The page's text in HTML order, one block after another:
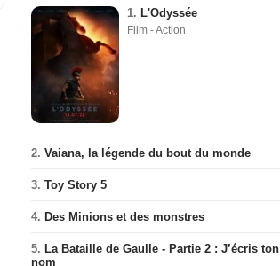
1. L'Odyssée
Film - Action
2. Vaiana, la légende du bout du monde
3. Toy Story 5
4. Des Minions et des monstres
5. La Bataille de Gaulle - Partie 2 : J’écris ton
nom